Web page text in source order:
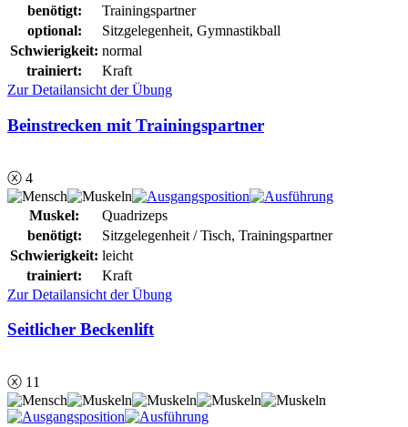
benötigt:
Trainingspartner
optional:
Sitzgelegenheit, Gymnastikball
Schwierigkeit: normal
trainiert:
Kraft
Zur Detailansicht der Übung
Beinstrecken mit Trainingspartner
ⓧ 4
Muskel:
Quadrizeps
benötigt:
Sitzgelegenheit / Tisch, Trainingspartner
Schwierigkeit: leicht
trainiert:
Kraft
Zur Detailansicht der Übung
Seitlicher Beckenlift
ⓧ 11